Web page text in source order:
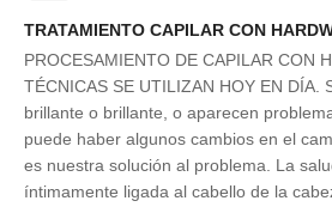
TRATAMIENTO CAPILAR CON
PROCESAMIENTO DE CAPILAR CON
TÉCNICAS SE UTILIZAN HOY EN DÍA.
brillante o brillante, o aparecen
puede haber algunos cambios en el
es nuestra solución al problema. La
íntimamente ligada al cabello de la